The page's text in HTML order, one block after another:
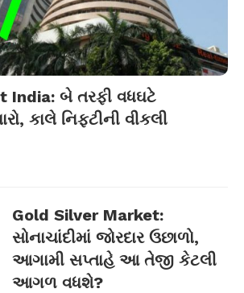
India: બે તરફી વધઘટે
કાલે નિફ્ટીની વીકલી
Gold Silver Market:
સોનાચાંદીમાં જોરદાર ઉછાળો,
આગામી સપ્તાહે આ તેજી કેટલી
આગળ વધશે?